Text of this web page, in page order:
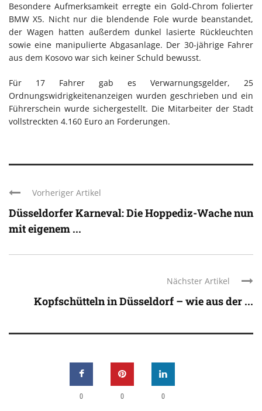
Besondere Aufmerksamkeit erregte ein Gold-Chrom folierter
BMW X5. Nicht nur die blendende Fole wurde beanstandet,
der Wagen hatten außerdem dunkel lasierte Rückleuchten
sowie eine manipulierte Abgasanlage. Der 30-jährige Fahrer
aus dem Kosovo war sich keiner Schuld bewusst.
Für 17 Fahrer gab es Verwarnungsgelder, 25
Ordnungswidrigkeitenanzeigen wurden geschrieben und ein
Führerschein wurde sichergestellt. Die Mitarbeiter der Stadt
vollstreckten 4.160 Euro an Forderungen.
Vorheriger Artikel
Düsseldorfer Karneval: Die Hoppediz-Wache nun
mit eigenem ...
Nächster Artikel
Kopfschütteln in Düsseldorf – wie aus der ...
0 0 0